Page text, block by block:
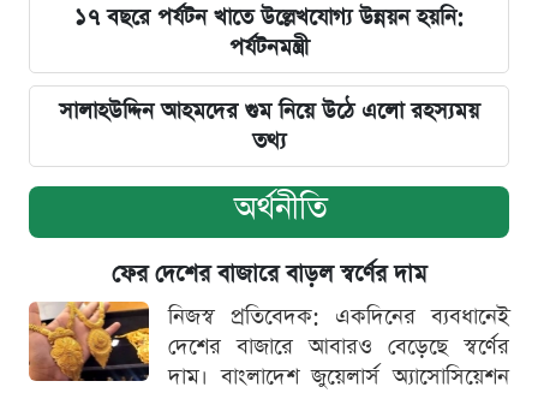
১৭ বছরে পর্যটন খাতে উল্লেখযোগ্য উন্নয়ন হয়নি:
পর্যটনমন্ত্রী
সালাহউদ্দিন আহমদের গুম নিয়ে উঠে এলো রহস্যময়
তথ্য
অর্থনীতি
ফের দেশের বাজারে বাড়ল স্বর্ণের দাম
নিজস্ব প্রতিবেদক: একদিনের ব্যবধানেই
দেশের বাজারে আবারও বেড়েছে স্বর্ণের
দাম। বাংলাদেশ জুয়েলার্স অ্যাসোসিয়েশন